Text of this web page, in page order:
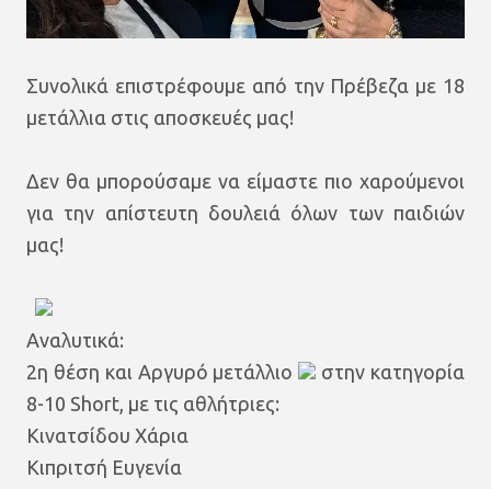
Συνολικά επιστρέφουμε από την Πρέβεζα με 18
μετάλλια στις αποσκευές μας!
Δεν θα μπορούσαμε να είμαστε πιο χαρούμενοι
για την απίστευτη δουλειά όλων των παιδιών
μας!
Αναλυτικά:
2η θέση και Αργυρό μετάλλιο
στην κατηγορία
8-10 Short, με τις αθλήτριες:
Κινατσίδου Χάρια
Κιπριτσή Ευγενία